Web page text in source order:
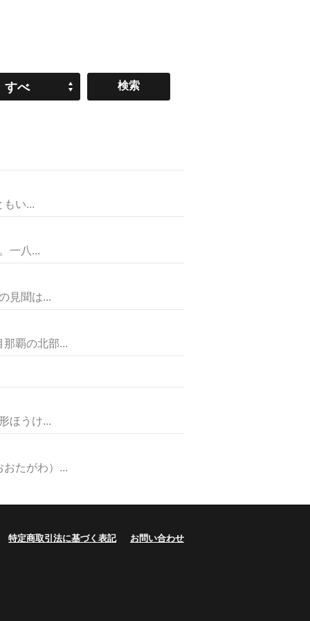
すべ
い...
一八...
見聞は...
覇の北部...
ほうけ...
たがわ）...
特定商取引法に基づく表記 お問い合わせ